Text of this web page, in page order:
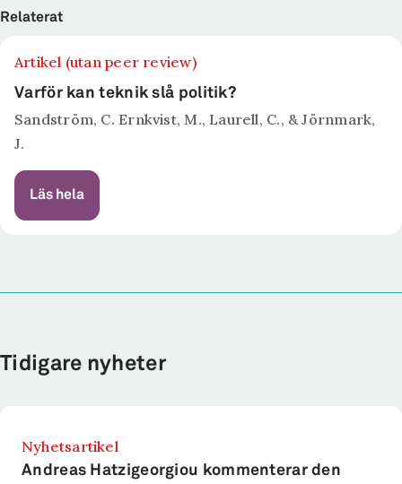
Relaterat
Artikel (utan peer review)
Varför kan teknik slå politik?
Sandström, C. Ernkvist, M., Laurell, C., & Jörnmark,
J.
Läs hela
Tidigare nyheter
Nyhetsartikel
Andreas Hatzigeorgiou kommenterar den